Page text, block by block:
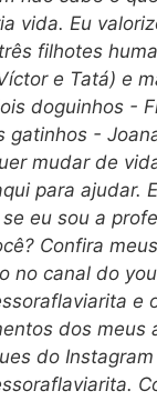
vida. Eu
filhotes
e Tatá) e
doguinhos -
gatinhos -
mudar de
para ajudar.
eu sou a
Confira
no canal do
e
dos meus
do Instagram